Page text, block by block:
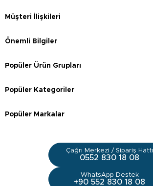
Müşteri İlişkileri
Önemli Bilgiler
Popüler Ürün Grupları
Popüler Kategoriler
Popüler Markalar
Çağrı Merkezi / Sipariş Hattı
0552 830 18 08
WhatsApp Destek
+90 552 830 18 08